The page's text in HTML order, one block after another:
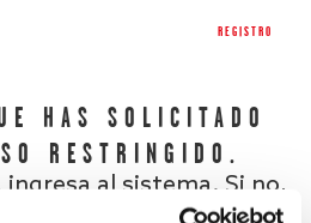
REGISTRO
HAS SOLICITADO
RESTRINGIDO.
ingresa al sistema. Si no,